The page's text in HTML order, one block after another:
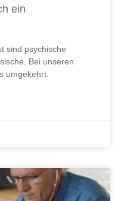
ein
sind psychische
Bei unseren
umgekehrt.